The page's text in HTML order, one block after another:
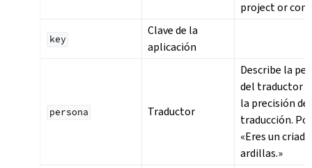
project or
key
Clave de la
aplicación
persona Traductor
Describe la
del traductor
la precisión de
traducción.
«Eres un
ardillas.»